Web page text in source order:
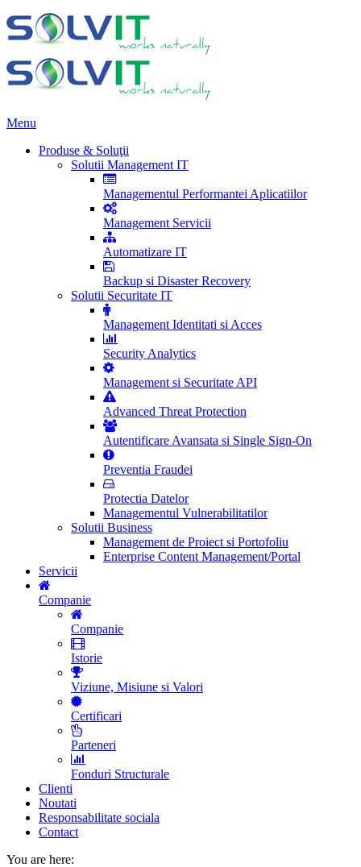
Menu
Produse & Soluţii
Solutii Management IT
Managementul Performantei Aplicatiilor
Management Servicii
Automatizare IT
Backup si Disaster Recovery
Solutii Securitate IT
Management Identitati si Acces
Security Analytics
Management si Securitate API
Advanced Threat Protection
Autentificare Avansata si Single Sign-On
Preventia Fraudei
Protectia Datelor
Managementul Vulnerabilitatilor
Solutii Business
Management de Proiect si Portofoliu
Enterprise Content Management/Portal
Servicii
Companie
Companie
Istorie
Viziune, Misiune si Valori
Certificari
Parteneri
Fonduri Structurale
Clienti
Noutati
Responsabilitate sociala
Contact
You are here: